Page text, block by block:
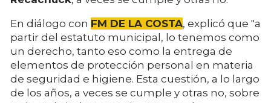
En diálogo con FM DE LA COSTA, explicó que "a
partir del estatuto municipal, lo tenemos como
un derecho, tanto eso como la entrega de
elementos de protección personal en materia
de seguridad e higiene. Esta cuestión, a lo largo
de los años, a veces se cumple y otras no, sobre